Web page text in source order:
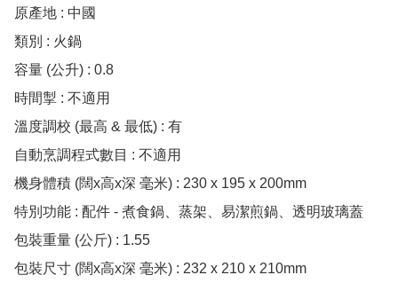
原產地 : 中國
類別 : 火鍋
容量 (公升) : 0.8
時間掣 : 不適用
溫度調校 (最高 & 最低) : 有
自動烹調程式數目 : 不適用
機身體積 (闊x高x深 毫米) : 230 x 195 x 200mm
特別功能 : 配件 - 煮食鍋、蒸架、易潔煎鍋、透明玻璃蓋
包裝重量 (公斤) : 1.55
包裝尺寸 (闊x高x深 毫米) : 232 x 210 x 210mm